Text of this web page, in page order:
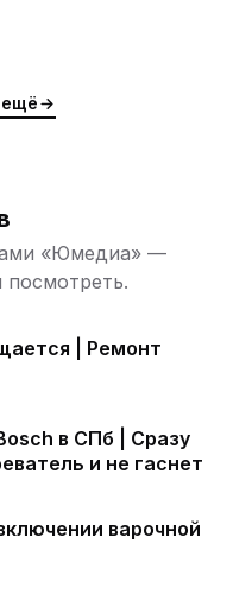
ещё
«Юмедиа» —
| Ремонт
в СПб | Сразу
и не гаснет
варочной